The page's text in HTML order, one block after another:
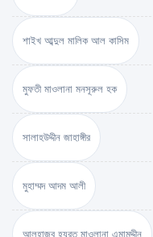
শাইখ আব্দুল মালিক আল কাসিম
মুফতী মাওলানা মনসূরুল হক
সালাহউদ্দীন জাহাঙ্গীর
মুহাম্মদ আদম আলী
আলহাজ্ব হযরত মাওলানা এমামুদ্দীন